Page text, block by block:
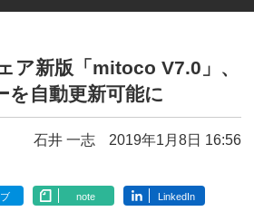
ア新版「mitoco V7.0」、
を自動更新可能に
石井 一志 2019年1月8日 16:56
note LinkedIn